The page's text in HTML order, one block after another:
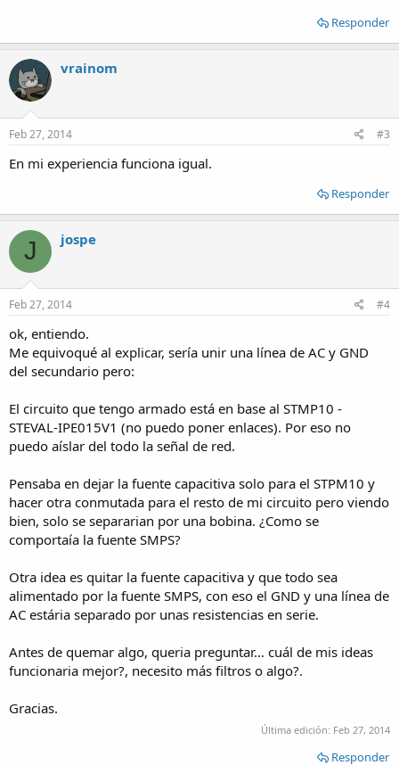
Responder
vrainom
Feb 27, 2014 #3
En mi experiencia funciona igual.
Responder
J jospe
Feb 27, 2014 #4
ok, entiendo.
Me equivoqué al explicar, sería unir una línea de AC y GND
del secundario pero:
El circuito que tengo armado está en base al STMP10 -
STEVAL-IPE015V1 (no puedo poner enlaces). Por eso no
puedo aíslar del todo la señal de red.
Pensaba en dejar la fuente capacitiva solo para el STPM10 y
hacer otra conmutada para el resto de mi circuito pero viendo
bien, solo se separarian por una bobina. ¿Como se
comportaía la fuente SMPS?
Otra idea es quitar la fuente capacitiva y que todo sea
alimentado por la fuente SMPS, con eso el GND y una línea de
AC estária separado por unas resistencias en serie.
Antes de quemar algo, queria preguntar... cuál de mis ideas
funcionaria mejor?, necesito más filtros o algo?.
Gracias.
Última edición: Feb 27, 2014
Responder